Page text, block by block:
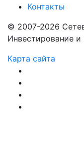
Контакты
© 2007-2026
Инвестирование и
Карта сайта